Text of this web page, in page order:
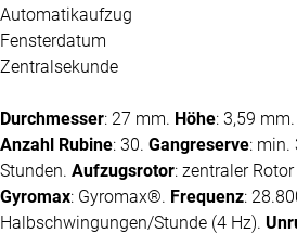
Automatikaufzug
Fensterdatum
Zentralsekunde
Durchmesser: 27 mm. Höhe: 3,59 mm.
Anzahl Rubine: 30. Gangreserve: min.
Stunden. Aufzugsrotor: zentraler
Gyromax: Gyromax®. Frequenz:
Halbschwingungen/Stunde (4 Hz).